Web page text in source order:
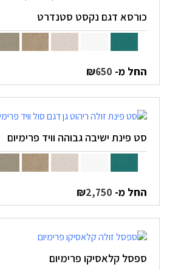
כורסא דגם נקסט סטנדרט
החל מ- ₪650
סט פינת ישיבה גבוהה וויד פרימיום
החל מ- ₪2,750
ספסל קלאסיקו פרימיום